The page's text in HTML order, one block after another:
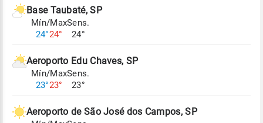
de Tempo e Estudos Climáticos (CPTEC).
Para obter mais informações sobre os dados
Base Taubaté, SP
Mín/Max
24°24°
Sens.
24°
Aeroporto Edu Chaves, SP
Mín/Max
23°23°
Sens.
23°
Aeroporto de São José dos Campos, SP